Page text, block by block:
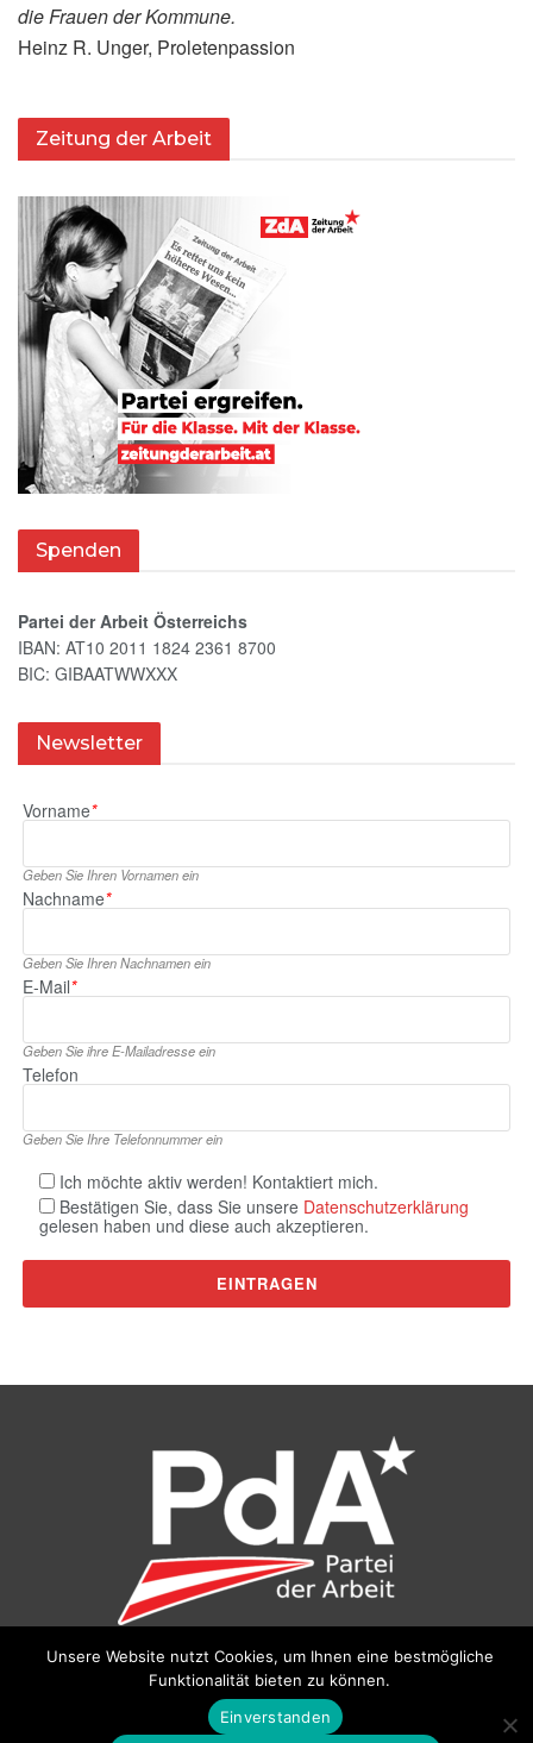
die Frauen der Kommune.
Heinz R. Unger, Proletenpassion
Zeitung der Arbeit
Spenden
Partei der Arbeit Österreichs
IBAN: AT10 2011 1824 2361 8700
BIC: GIBAATWWXXX
Newsletter
Vorname*
Geben Sie Ihren Vornamen ein
Nachname*
Geben Sie Ihren Nachnamen ein
E‑Mail*
Geben Sie ihre E‑Mailadresse ein
Telefon
Geben Sie Ihre Telefonnummer ein
Ich möchte aktiv werden! Kontaktiert mich.
Bestätigen Sie, dass Sie unsere Datenschutzerklärung
gelesen haben und diese auch akzeptieren.
Partei der Arbeit (PdA), Bundesbüro: Drorygasse 21, 1030
pda@parteiderarbeit.at
Datenschutzerklärung
Unsere Website nutzt Cookies, um Ihnen eine bestmögliche
Funktionalität bieten zu können.
Einverstanden